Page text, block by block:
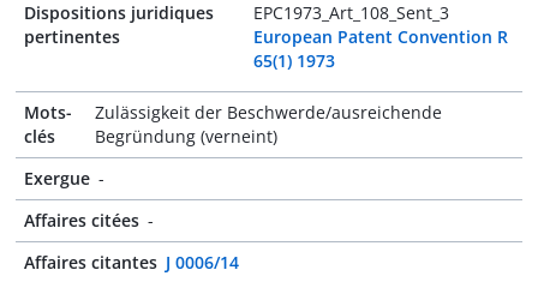
Dispositions juridiques
pertinentes
EPC1973_Art_108_Sent_3
European Patent Convention R
65(1) 1973
Mots-
clés
Zulässigkeit der Beschwerde/ausreichende
Begründung (verneint)
Exergue -
Affaires citées -
Affaires citantes J 0006/14